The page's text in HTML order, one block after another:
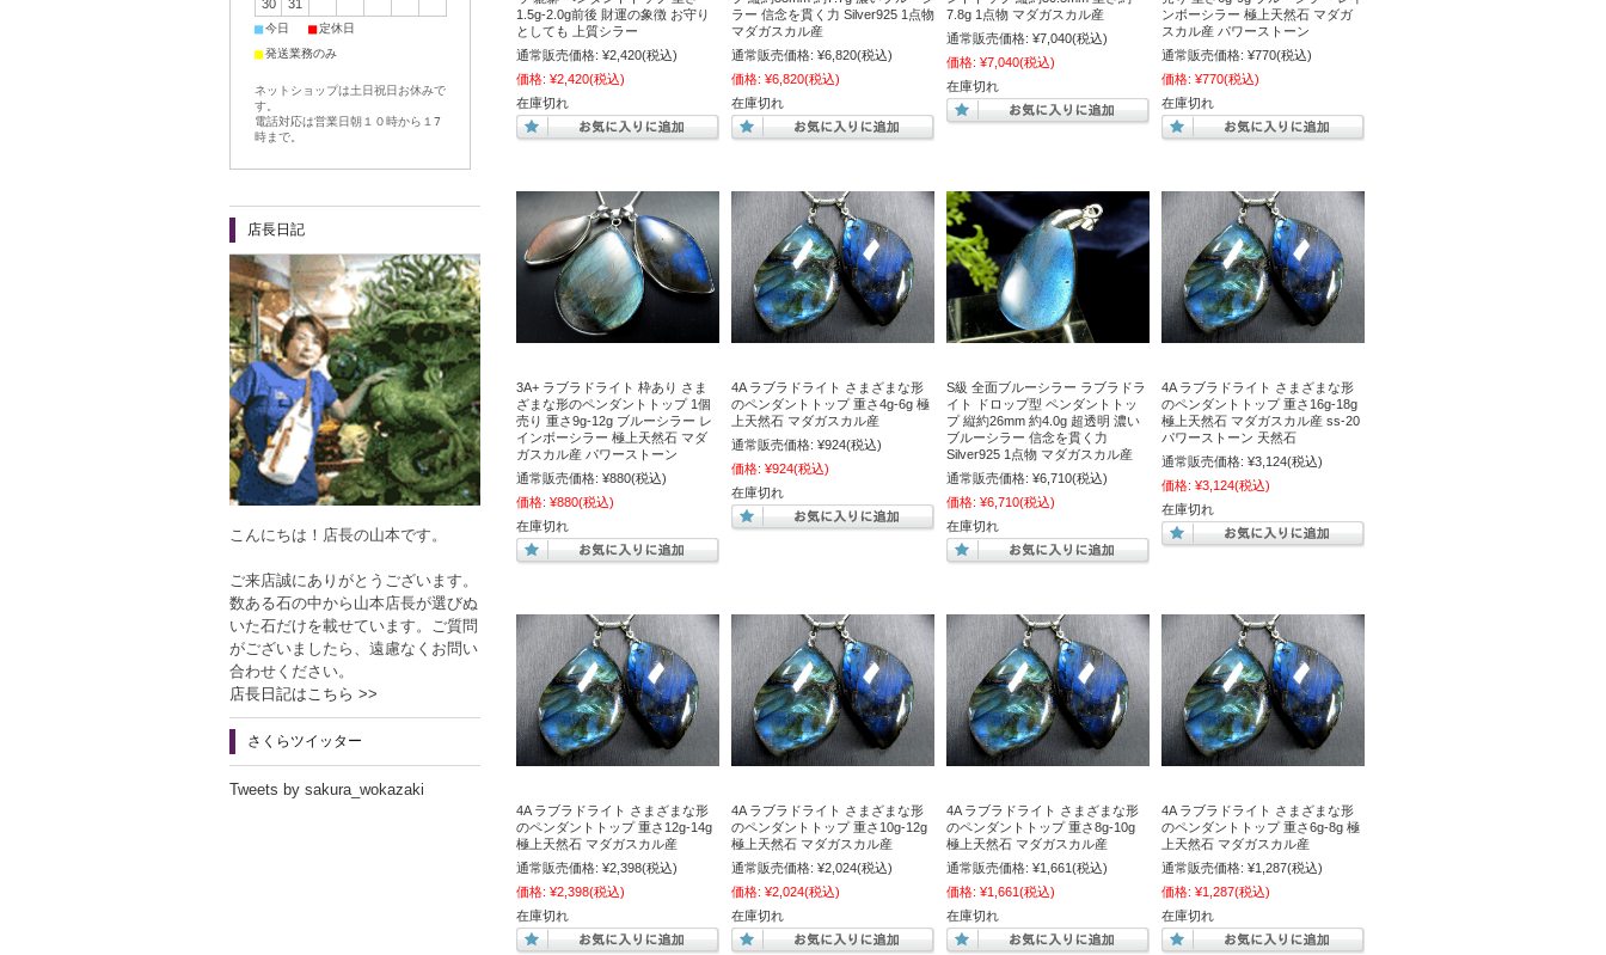
1.5g-2.0g前後 財運の象徴 お守り
としても 上質シラー
通常販売価格: ¥2,420(税込)
価格: ¥2,420(税込)
在庫切れ
ラー 信念を貫く力 Silver925 1点物
マダガスカル産
通常販売価格: ¥6,820(税込)
価格: ¥6,820(税込)
在庫切れ
7.8g 1点物 マダガスカル産
通常販売価格: ¥7,040(税込)
価格: ¥7,040(税込)
在庫切れ
ンボーシラー 極上天然石 マダガ
スカル産 パワーストーン
通常販売価格: ¥770(税込)
価格: ¥770(税込)
在庫切れ
3A+ ラブラドライト 枠あり さま
ざまな形のペンダントトップ 1個
売り 重さ9g-12g ブルーシラー レ
インボーシラー 極上天然石 マダ
ガスカル産 パワーストーン
通常販売価格: ¥880(税込)
価格: ¥880(税込)
在庫切れ
4A ラブラドライト さまざまな形
のペンダントトップ 重さ4g-6g 極
上天然石 マダガスカル産
通常販売価格: ¥924(税込)
価格: ¥924(税込)
在庫切れ
S級 全面ブルーシラー ラブラドラ
イト ドロップ型 ペンダントトッ
プ 縦約26mm 約4.0g 超透明 濃い
ブルーシラー 信念を貫く力
Silver925 1点物 マダガスカル産
通常販売価格: ¥6,710(税込)
価格: ¥6,710(税込)
在庫切れ
4A ラブラドライト さまざまな形
のペンダントトップ 重さ16g-18g
極上天然石 マダガスカル産 ss-20
パワーストーン 天然石
通常販売価格: ¥3,124(税込)
価格: ¥3,124(税込)
在庫切れ
4A ラブラドライト さまざまな形
のペンダントトップ 重さ12g-14g
極上天然石 マダガスカル産
通常販売価格: ¥2,398(税込)
価格: ¥2,398(税込)
在庫切れ
4A ラブラドライト さまざまな形
のペンダントトップ 重さ10g-12g
極上天然石 マダガスカル産
通常販売価格: ¥2,024(税込)
価格: ¥2,024(税込)
在庫切れ
4A ラブラドライト さまざまな形
のペンダントトップ 重さ8g-10g
極上天然石 マダガスカル産
通常販売価格: ¥1,661(税込)
価格: ¥1,661(税込)
在庫切れ
4A ラブラドライト さまざまな形
のペンダントトップ 重さ6g-8g 極
上天然石 マダガスカル産
通常販売価格: ¥1,287(税込)
価格: ¥1,287(税込)
在庫切れ
30
31
■今日 ■定休日
■発送業務のみ
ネットショップは土日祝日お休みで
す。
電話対応は営業日朝１０時から１7
時まで。
店長日記
こんにちは！店長の山本です。
ご来店誠にありがとうございます。
数ある石の中から山本店長が選びぬ
いた石だけを載せています。ご質問
がございましたら、遠慮なくお問い
合わせください。
店長日記はこちら >>
さくらツイッター
Tweets by sakura_wokazaki